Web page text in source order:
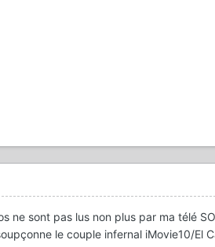
ne sont pas lus non plus par ma télé
le couple infernal iMovie10/El